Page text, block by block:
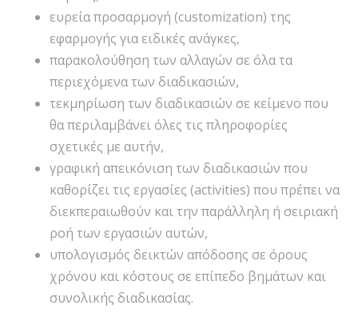
ευρεία προσαρμογή (customization) της
εφαρμογής για ειδικές ανάγκες,
παρακολούθηση των αλλαγών σε όλα τα
περιεχόμενα των διαδικασιών,
τεκμηρίωση των διαδικασιών σε κείμενο που
θα περιλαμβάνει όλες τις πληροφορίες
σχετικές με αυτήν,
γραφική απεικόνιση των διαδικασιών που
καθορίζει τις εργασίες (activities) που πρέπει να
διεκπεραιωθούν και την παράλληλη ή σειριακή
ροή των εργασιών αυτών,
υπολογισμός δεικτών απόδοσης σε όρους
χρόνου και κόστους σε επίπεδο βημάτων και
συνολικής διαδικασίας.